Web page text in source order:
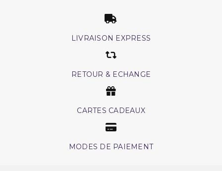
LIVRAISON EXPRESS
RETOUR & ECHANGE
CARTES CADEAUX
MODES DE PAIEMENT